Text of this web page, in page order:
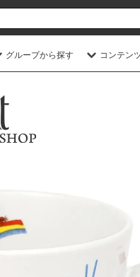
グループから探す コンテン